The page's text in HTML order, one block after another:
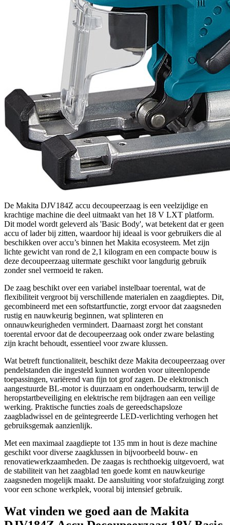
De Makita DJV184Z accu decoupeerzaag is een veelzijdige en
krachtige machine die deel uitmaakt van het 18 V LXT platform.
Dit model wordt geleverd als 'Basic Body', wat betekent dat er geen
accu of lader bij zitten, waardoor hij ideaal is voor gebruikers die al
beschikken over accu’s binnen het Makita ecosysteem. Met zijn
lichte gewicht van rond de 2,1 kilogram en een compacte bouw is
deze decoupeerzaag uitermate geschikt voor langdurig gebruik
zonder snel vermoeid te raken.
De zaag beschikt over een variabel instelbaar toerental, wat de
flexibiliteit vergroot bij verschillende materialen en zaagdieptes. Dit,
gecombineerd met een softstartfunctie, zorgt ervoor dat zaagsneden
rustig en nauwkeurig beginnen, wat splinteren en
onnauwkeurigheden vermindert. Daarnaast zorgt het constant
toerental ervoor dat de decoupeerzaag ook onder zware belasting
zijn kracht behoudt, essentieel voor zware klussen.
Wat betreft functionaliteit, beschikt deze Makita decoupeerzaag over
pendelstanden die ingesteld kunnen worden voor uiteenlopende
toepassingen, variërend van fijn tot grof zagen. De elektronisch
aangestuurde BL-motor is duurzaam en onderhoudsarm, terwijl de
heropstartbeveiliging en elektrische rem bijdragen aan een veilige
werking. Praktische functies zoals de gereedschapsloze
zaagbladwissel en de geïntegreerde LED-verlichting verhogen het
gebruiksgemak aanzienlijk.
Met een maximaal zaagdiepte tot 135 mm in hout is deze machine
geschikt voor diverse zaagklussen in bijvoorbeeld bouw- en
renovatiewerkzaamheden. De zaagas is rechthoekig uitgevoerd, wat
de stabiliteit van het zaagblad ten goede komt en nauwkeurige
zaagsneden mogelijk maakt. De aansluiting voor stofafzuiging zorgt
voor een schone werkplek, vooral bij intensief gebruik.
Wat vinden we goed aan de Makita